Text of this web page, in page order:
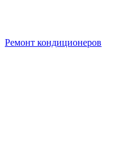
Ремонт кондиционеров